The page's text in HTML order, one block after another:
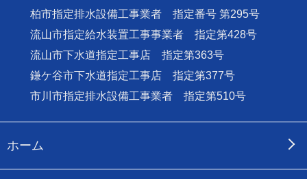
柏市指定排水設備工事業者 指定番号 第295号
流山市指定給水装置工事事業者 指定第428号
流山市下水道指定工事店 指定第363号
鎌ケ谷市下水道指定工事店 指定第377号
市川市指定排水設備工事業者 指定第510号
ホーム